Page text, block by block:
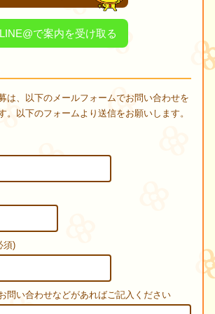
LINE@で案内を受け取る
は、以下のメールフォームでお問い合わせを
。以下のフォームより送信をお願いします。
須)
問い合わせなどがあればご記入ください